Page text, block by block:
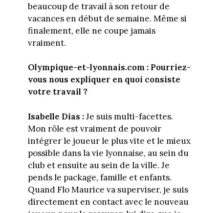
beaucoup de travail à son retour de
vacances en début de semaine. Même si
finalement, elle ne coupe jamais
vraiment.
Olympique-et-lyonnais.com : Pourriez-
vous nous expliquer en quoi consiste
votre travail ?
Isabelle Dias :Je suis multi-facettes.
Mon rôle est vraiment de pouvoir
intégrer le joueur le plus vite et le mieux
possible dans la vie lyonnaise, au sein du
club et ensuite au sein de la ville. Je
pends le package, famille et enfants.
Quand Flo Maurice va superviser, je suis
directement en contact avec le nouveau